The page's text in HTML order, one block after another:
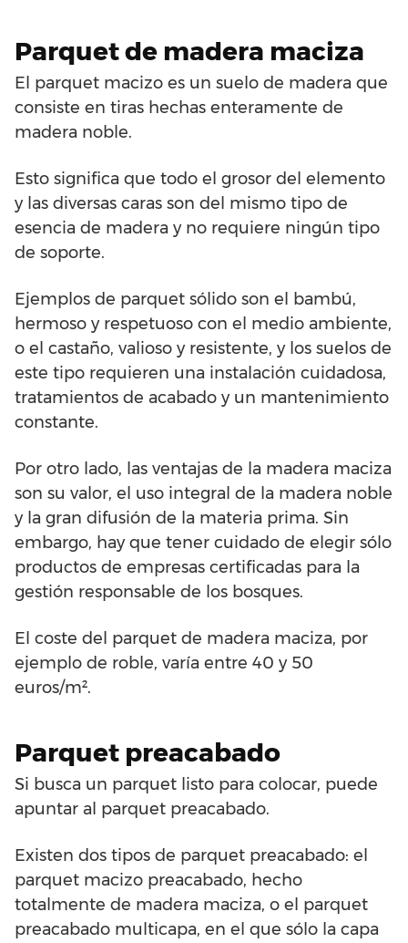
Parquet de madera maciza
El parquet macizo es un suelo de madera que
consiste en tiras hechas enteramente de
madera noble.
Esto significa que todo el grosor del elemento
y las diversas caras son del mismo tipo de
esencia de madera y no requiere ningún tipo
de soporte.
Ejemplos de parquet sólido son el bambú,
hermoso y respetuoso con el medio ambiente,
o el castaño, valioso y resistente, y los suelos de
este tipo requieren una instalación cuidadosa,
tratamientos de acabado y un mantenimiento
constante.
Por otro lado, las ventajas de la madera maciza
son su valor, el uso integral de la madera noble
y la gran difusión de la materia prima. Sin
embargo, hay que tener cuidado de elegir sólo
productos de empresas certificadas para la
gestión responsable de los bosques.
El coste del parquet de madera maciza, por
ejemplo de roble, varía entre 40 y 50
euros/m².
Parquet preacabado
Si busca un parquet listo para colocar, puede
apuntar al parquet preacabado.
Existen dos tipos de parquet preacabado: el
parquet macizo preacabado, hecho
totalmente de madera maciza, o el parquet
preacabado multicapa, en el que sólo la capa